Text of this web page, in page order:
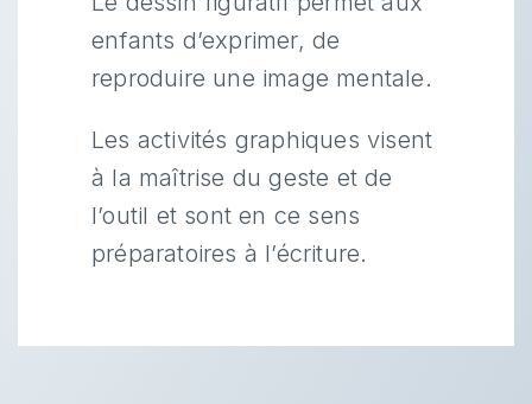
enfants d’exprimer, de
reproduire une image mentale.
Les activités graphiques visent
à la maîtrise du geste et de
l’outil et sont en ce sens
préparatoires à l’écriture.